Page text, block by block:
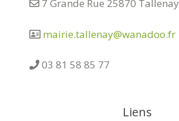
7 Grande Rue 25870 Tallenay
mairie.tallenay@wanadoo.fr
03 81 58 85 77
Liens